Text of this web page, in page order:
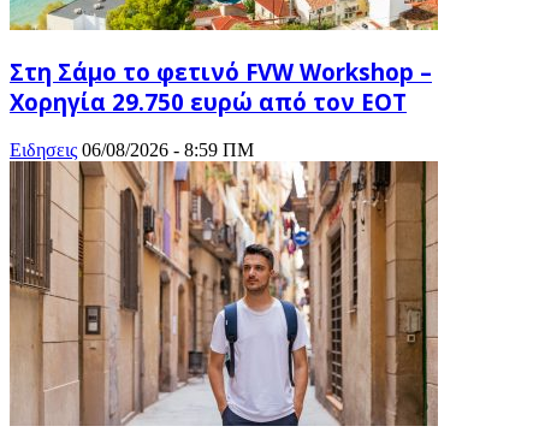
Στη Σάμο το φετινό FVW Workshop –
Χορηγία 29.750 ευρώ από τον ΕΟΤ
Ειδησεις 06/08/2026 - 8:59 ΠΜ